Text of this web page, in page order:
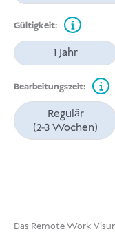
Gültigkeit:
1 Jahr
Bearbeitungszeit:
Regulär
(2-3 Wochen)
Das Remote Work